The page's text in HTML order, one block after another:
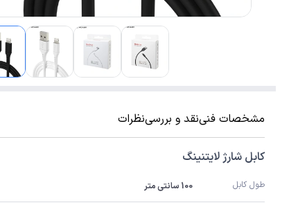
مشخصات فنینقد و بررسینظرات
کابل شارژ لایتنینگ
طول کابل 100 سانتی متر